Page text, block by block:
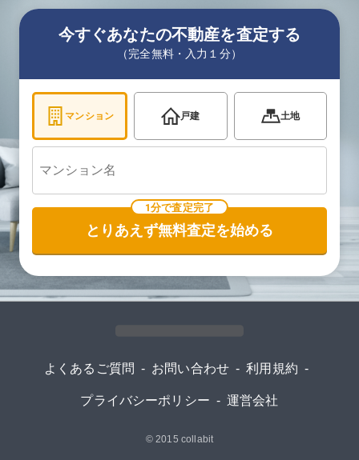
今すぐあなたの不動産を査定する
（完全無料・入力１分）
マンション 戸建 土地
1分で査定完了
とりあえず無料査定を始める
よくあるご質問 - お問い合わせ - 利用規約 -
プライバシーポリシー - 運営会社
© 2015 collabit